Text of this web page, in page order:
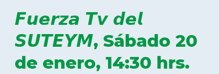
COMITÉ EJECUTIVO
COMISIÓN DE VIGILANCIA
𝙁𝙪𝙚𝙧𝙯𝙖 𝙏𝙫 𝙙𝙚𝙡
𝙎𝙐𝙏𝙀𝙔𝙈, Sábado 20
de enero, 14:30 hrs.